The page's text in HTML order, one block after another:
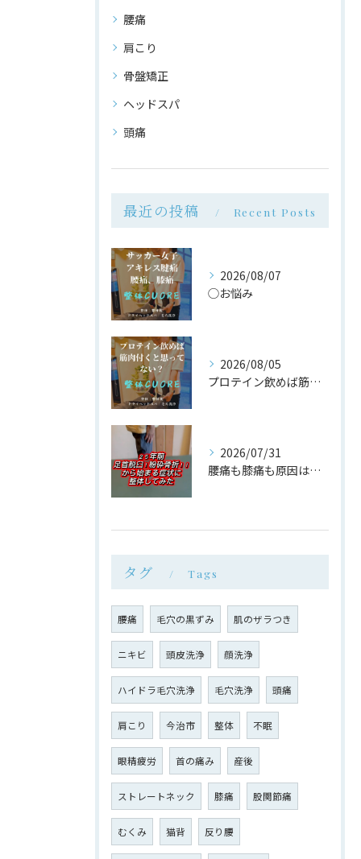
腰痛
肩こり
骨盤矯正
ヘッドスパ
頭痛
最近の投稿 Recent Posts
2026/08/07
◯お悩み
2026/08/05
プロテイン飲めば筋肉付く は大間違い
2026/07/31
腰痛も膝痛も原因は同じ場所だった
タグ Tags
腰痛 毛穴の黒ずみ 肌のザラつき
ニキビ 頭皮洗浄 顔洗浄
ハイドラ毛穴洗浄 毛穴洗浄 頭痛
肩こり 今治市 整体 不眠
眼精疲労 首の痛み 産後
ストレートネック 膝痛 股関節痛
むくみ 猫背 反り腰